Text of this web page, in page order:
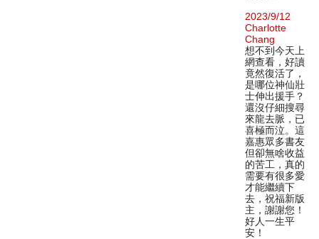
2023/9/12
Charlotte
Chang
想不到今天上
網查看，好讀
竟然復活了，
是哪位神仙壯
士伸出援手？
還沒仔細搜尋
來龍去脈，已
喜極而泣。這
嘉惠眾多書友
但卻無啥收益
的苦工，真的
需要有很多愛
才能繼續下
去，祝福新版
主，謝謝您！
好人一生平
安！